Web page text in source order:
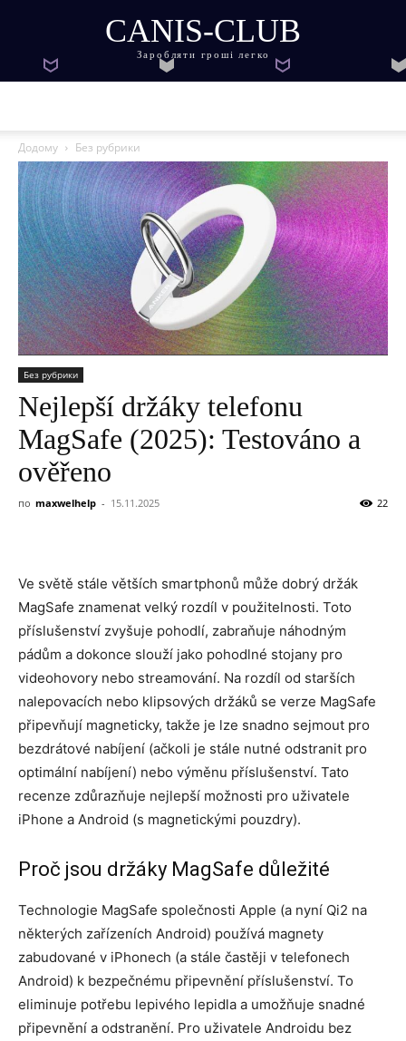
CANIS-CLUB
Заробляти гроші легко
Додому Без рубрики
Без рубрики
Nejlepší držáky telefonu
MagSafe (2025): Testováno a
ověřeno
по maxwelhelp - 15.11.2025 22
Ve světě stále větších smartphonů může dobrý držák
MagSafe znamenat velký rozdíl v použitelnosti. Toto
příslušenství zvyšuje pohodlí, zabraňuje náhodným
pádům a dokonce slouží jako pohodlné stojany pro
videohovory nebo streamování. Na rozdíl od starších
nalepovacích nebo klipsových držáků se verze MagSafe
připevňují magneticky, takže je lze snadno sejmout pro
bezdrátové nabíjení (ačkoli je stále nutné odstranit pro
optimální nabíjení) nebo výměnu příslušenství. Tato
recenze zdůrazňuje nejlepší možnosti pro uživatele
iPhone a Android (s magnetickými pouzdry).
Proč jsou držáky MagSafe důležité
Technologie MagSafe společnosti Apple (a nyní Qi2 na
některých zařízeních Android) používá magnety
zabudované v iPhonech (a stále častěji v telefonech
Android) k bezpečnému připevnění příslušenství. To
eliminuje potřebu lepivého lepidla a umožňuje snadné
připevnění a odstranění. Pro uživatele Androidu bez